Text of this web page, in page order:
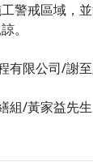
警戒區域，
。
有限公司/謝
組/黃家益先